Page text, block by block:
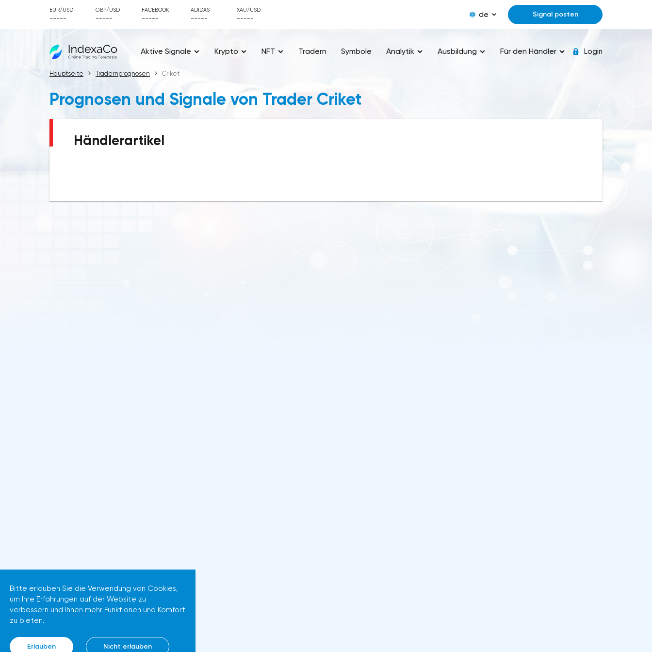
EUR/USD
-----
GBP/USD
-----
FACEBOOK
-----
ADIDAS
-----
XAU/USD
----- de Signal posten
Aktive Signale Krypto NFT Tradern Symbole Analytik Ausbildung Für den Händler Login
Hauptseite Tradernprognosen Criket
Prognosen und Signale von Trader Criket
Händlerartikel
Bitte erlauben Sie die Verwendung von Cookies,
um Ihre Erfahrungen auf der Website zu
verbessern und Ihnen mehr Funktionen und Komfort
zu bieten.
Erlauben Nicht erlauben